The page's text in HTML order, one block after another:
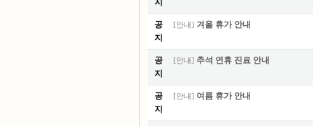
지
공
지
[안내] 겨울 휴가 안내
공
지
[안내] 추석 연휴 진료 안내
공
지
[안내] 여름 휴가 안내